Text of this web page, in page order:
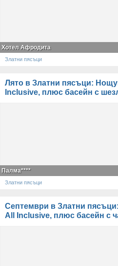
Хотел Афродита
Златни пясъци
Лято в Златни пясъци:
Inclusive, плюс басейн с
Палма****
Златни пясъци
Септември в Златни
All Inclusive, плюс басейн с